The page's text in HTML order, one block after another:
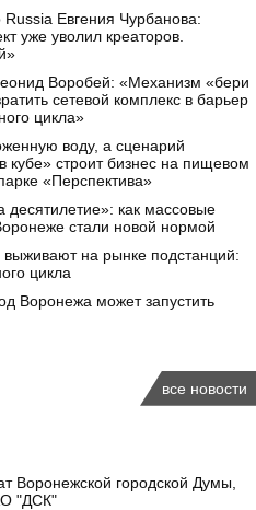
Евгения Чурбанова:
уже уволил креаторов.
Воробей: «Механизм «бери
сетевой комплекс в барьер
цикла»
воду, а сценарий
кубе» строит бизнес на пищевом
«Перспектива»
как массовые
стали новой нормой
выживают на рынке подстанций:
цикла
Воронежа может запустить
все новости
Воронежской городской Думы,
"ДСК"